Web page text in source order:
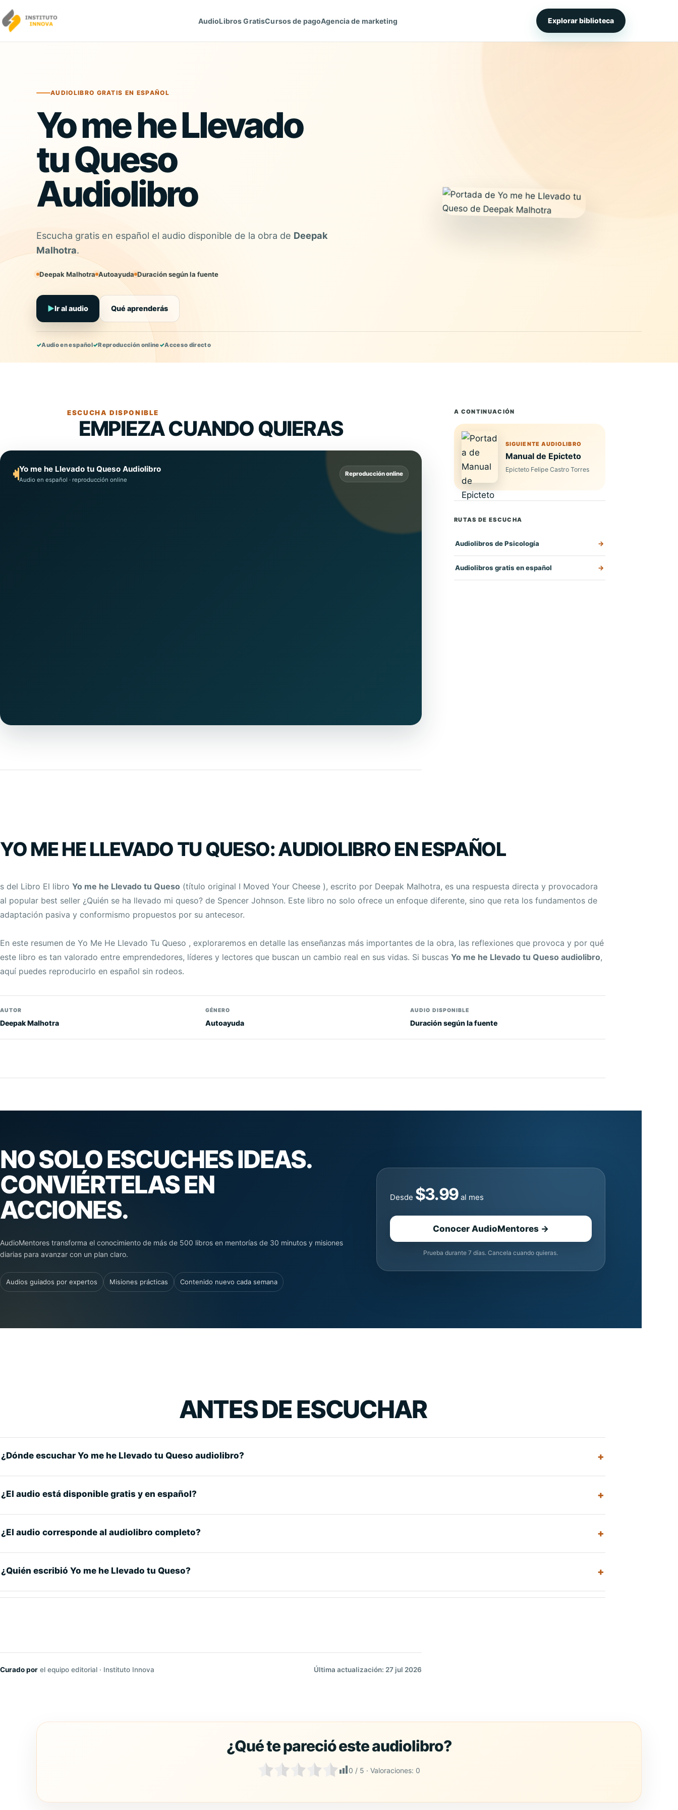
Saltar al contenido
AudioLibros GratisCursos de pagoAgencia de marketing Explorar biblioteca
AUDIOLIBRO GRATIS EN ESPAÑOL
Yo me he Llevado
tu Queso
Audiolibro
Escucha gratis en español el audio disponible de la obra de Deepak
Malhotra.
Deepak Malhotra Autoayuda Duración según la fuente
▶Ir al audio Qué aprenderás
✓Audio en español✓Reproducción online✓Acceso directo
ESCUCHA DISPONIBLE
EMPIEZA CUANDO QUIERAS
Yo me he Llevado tu Queso Audiolibro
Audio en español · reproducción online
Reproducción online
YO ME HE LLEVADO TU QUESO: AUDIOLIBRO EN ESPAÑOL
s del Libro El libro Yo me he Llevado tu Queso (título original I Moved Your Cheese ), escrito por Deepak Malhotra, es una respuesta directa y provocadora
al popular best seller ¿Quién se ha llevado mi queso? de Spencer Johnson. Este libro no solo ofrece un enfoque diferente, sino que reta los fundamentos de
adaptación pasiva y conformismo propuestos por su antecesor.
En este resumen de Yo Me He Llevado Tu Queso , exploraremos en detalle las enseñanzas más importantes de la obra, las reflexiones que provoca y por qué
este libro es tan valorado entre emprendedores, líderes y lectores que buscan un cambio real en sus vidas. Si buscas Yo me he Llevado tu Queso audiolibro,
aquí puedes reproducirlo en español sin rodeos.
AUTOR
Deepak Malhotra
GÉNERO
Autoayuda
AUDIO DISPONIBLE
Duración según la fuente
NO SOLO ESCUCHES IDEAS.
CONVIÉRTELAS EN
ACCIONES.
AudioMentores transforma el conocimiento de más de 500 libros en mentorías de 30 minutos y misiones
diarias para avanzar con un plan claro.
Audios guiados por expertos Misiones prácticas Contenido nuevo cada semana
Desde $3.99 al mes
Conocer AudioMentores →
Prueba durante 7 días. Cancela cuando quieras.
ANTES DE ESCUCHAR
¿Dónde escuchar Yo me he Llevado tu Queso audiolibro?
¿El audio está disponible gratis y en español?
¿El audio corresponde al audiolibro completo?
¿Quién escribió Yo me he Llevado tu Queso?
Curado por el equipo editorial · Instituto Innova Última actualización: 27 jul 2026
A CONTINUACIÓN
SIGUIENTE AUDIOLIBRO
Manual de Epicteto
Epicteto Felipe Castro Torres
RUTAS DE ESCUCHA
Audiolibros de Psicología
Audiolibros gratis en español
0 / 5 · Valoraciones: 0